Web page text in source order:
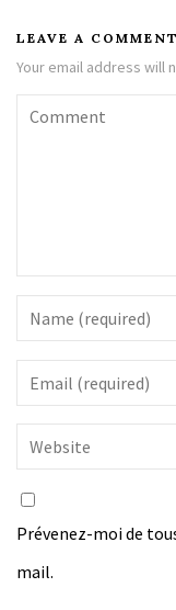
LEAVE A COMMENT
Your email address will
Prévenez-moi de
mail.